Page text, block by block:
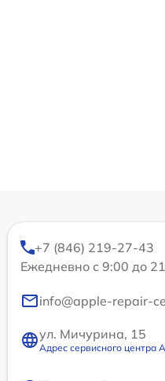
+7 (846) 219-27-43
Ежедневно с 9:00 до
info@apple-repair-
ул. Мичурина, 15
Адрес сервисного центра